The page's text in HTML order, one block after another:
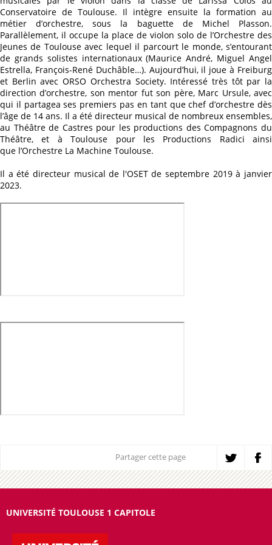
Conservatoire de Toulouse. Il intègre ensuite la formation au
métier d’orchestre, sous la baguette de Michel Plasson.
Parallèlement, il occupe la place de violon solo de l’Orchestre des
Jeunes de Toulouse avec lequel il parcourt le monde, s’entourant
de grands solistes internationaux (Maurice André, Miguel Angel
Estrella, François-René Duchâble…). Aujourd’hui, il joue à Freiburg
et Berlin avec ORSO Orchestra Society. Intéressé très tôt par la
direction d’orchestre, son mentor fut son père, Marc Ursule, avec
qui il partagea ses premiers pas en tant que chef d’orchestre dès
l’âge de 14 ans. Il a été directeur musical de nombreux ensembles,
au Théâtre de Castres pour les productions des Compagnons du
Théâtre, et à Toulouse pour les Productions Radici ainsi
que l’Orchestre La Machine Toulouse.
Il a été directeur musical de l'OSET de septembre 2019 à janvier
2023.
Partager cette page
UNIVERSITÉ TOULOUSE 1 CAPITOLE